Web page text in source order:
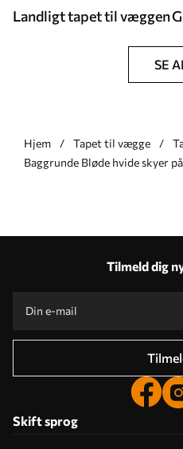
Landligt tapet til væggen
SE
Hjem Tapet til vægge
Baggrunde Bløde hvide skyer
Tilmeld dig
Skift sprog